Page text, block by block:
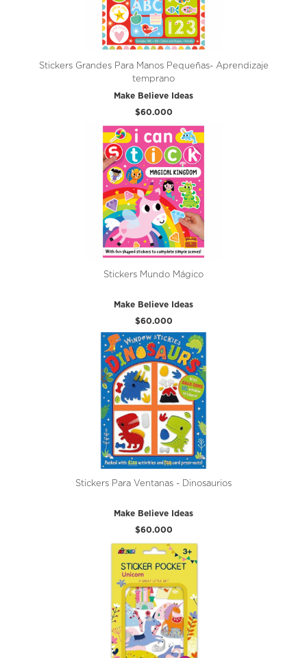
Stickers Grandes Para Manos Pequeñas- Aprendizaje
temprano
Make Believe Ideas
$60.000
Stickers Mundo Mágico
Make Believe Ideas
$60.000
Stickers Para Ventanas - Dinosaurios
Make Believe Ideas
$60.000